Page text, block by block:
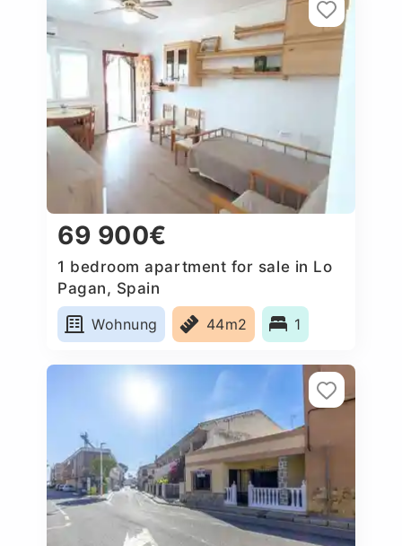
69 900€
1 bedroom apartment for sale in Lo
Pagan, Spain
Wohnung
44m2 1